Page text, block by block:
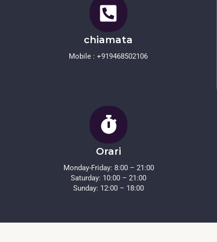
chiamata
Mobile : +919468502106
Orari
Monday-Friday: 8:00 – 21:00
Saturday: 10:00 – 21:00
Sunday: 12:00 – 18:00